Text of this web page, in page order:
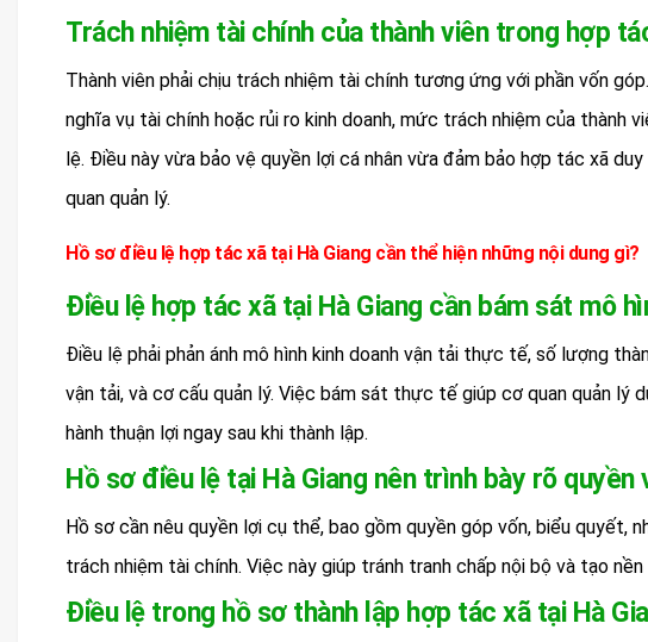
Trách nhiệm tài chính của thành viên trong hợp
Thành viên phải chịu trách nhiệm tài chính tương ứng với phần vốn
nghĩa vụ tài chính hoặc rủi ro kinh doanh, mức trách nhiệm của thành
lệ. Điều này vừa bảo vệ quyền lợi cá nhân vừa đảm bảo hợp tác xã
quan quản lý.
Hồ sơ điều lệ hợp tác xã tại Hà Giang cần thể hiện những nội dung gì?
Điều lệ hợp tác xã tại Hà Giang cần bám sát mô
Điều lệ phải phản ánh mô hình kinh doanh vận tải thực tế, số lượng
vận tải, và cơ cấu quản lý. Việc bám sát thực tế giúp cơ quan quản lý
hành thuận lợi ngay sau khi thành lập.
Hồ sơ điều lệ tại Hà Giang nên trình bày rõ quyền
Hồ sơ cần nêu quyền lợi cụ thể, bao gồm quyền góp vốn, biểu quyết,
trách nhiệm tài chính. Việc này giúp tránh tranh chấp nội bộ và tạo
Điều lệ trong hồ sơ thành lập hợp tác xã tại Hà